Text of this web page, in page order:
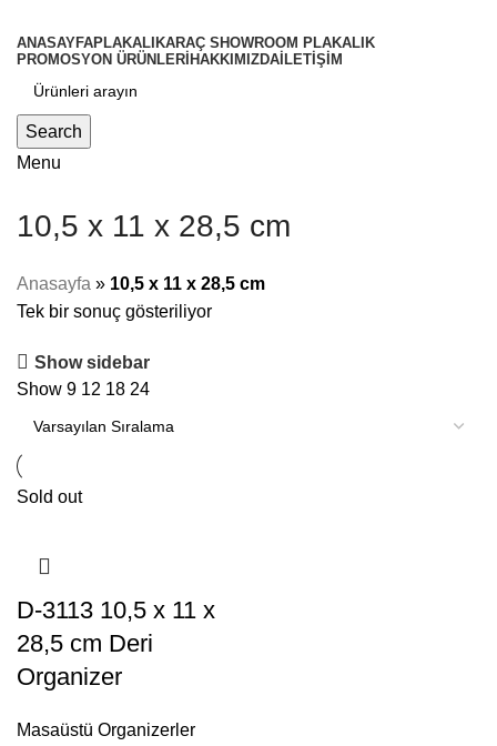
ANASAYFAPLAKALIKARAÇ SHOWROOM PLAKALIK
PROMOSYON ÜRÜNLERİ HAKKIMIZDA İLETİŞİM
Search
Menu
10,5 x 11 x 28,5 cm
Anasayfa » 10,5 x 11 x 28,5 cm
Tek bir sonuç gösteriliyor
Show sidebar
Show 9 12 18 24
Sold out
D-3113 10,5 x 11 x
28,5 cm Deri
Organizer
Masaüstü Organizerler